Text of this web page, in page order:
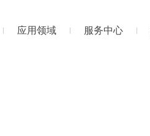
应用领域 服务中心